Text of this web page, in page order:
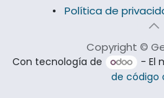
• Política de
Copyright ©
Con tecnología de - El
de código